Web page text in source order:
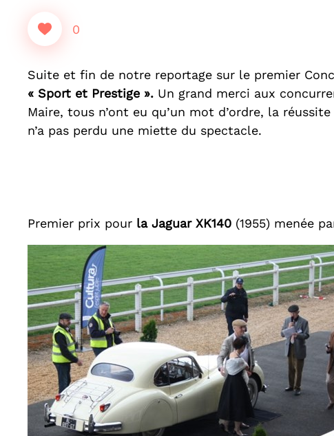
0
Suite et fin de notre reportage sur le premier
« Sport et Prestige ». Un grand merci aux
Maire, tous n’ont eu qu’un mot d’ordre, la
n’a pas perdu une miette du spectacle.
Premier prix pour la Jaguar XK140 (1955) menée